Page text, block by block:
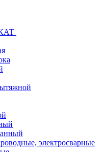
электросварные